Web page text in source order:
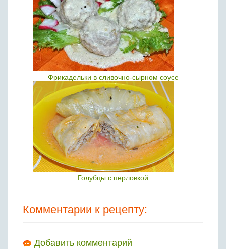
Фрикадельки в сливочно-сырном соусе
Голубцы с перловкой
Комментарии к рецепту:
Добавить комментарий